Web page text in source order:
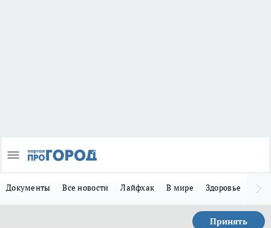
Документы Все новости Лайфхак В мире Здоровье
Принять